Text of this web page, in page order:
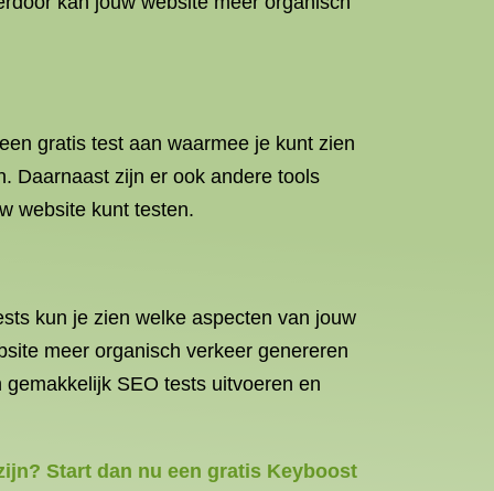
een gratis test aan waarmee je kunt zien
Daarnaast zijn er ook andere tools
website kunt testen.
kun je zien welke aspecten van jouw
meer organisch verkeer genereren
SEO tests uitvoeren en
Start dan nu een gratis Keyboost